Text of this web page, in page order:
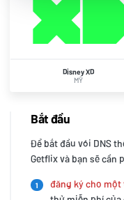
Disney XD
MỸ
Bắt đầu
Để bắt đầu với DNS
Getflix và bạn sẽ cần
1 đăng ký cho